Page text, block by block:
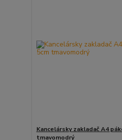
Kancelársky zakladač A4
tmavomodrý